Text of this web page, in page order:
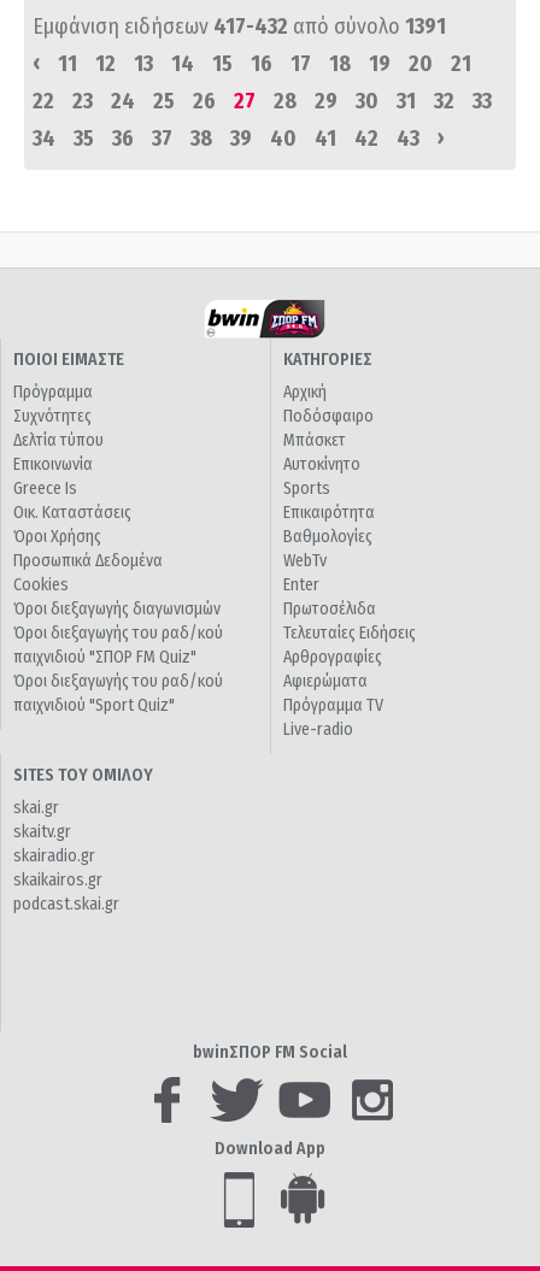
Εμφάνιση ειδήσεων 417-432 από σύνολο 1391
‹
11 12 13 14 15 16 17 18 19 20
21
22
23 24 25 26 27 28 29 30 31 32
33
34
35 36 37 38 39 40 41 42 43 ›
ΠΟΙΟΙ ΕΙΜΑΣΤΕ
Πρόγραμμα
Συχνότητες
Δελτία τύπου
Επικοινωνία
Greece Is
Οικ. Καταστάσεις
Όροι Χρήσης
Προσωπικά Δεδομένα
Cookies
Όροι διεξαγωγής διαγωνισμών
Όροι διεξαγωγής του ραδ/κού
παιχνιδιού "ΣΠΟΡ FM Quiz"
Όροι διεξαγωγής του ραδ/κού
παιχνιδιού "Sport Quiz"
ΚΑΤΗΓΟΡΙΕΣ
Αρχική
Ποδόσφαιρο
Μπάσκετ
Αυτοκίνητο
Sports
Επικαιρότητα
Βαθμολογίες
WebTv
Enter
Πρωτοσέλιδα
Τελευταίες Ειδήσεις
Αρθρογραφίες
Αφιερώματα
Πρόγραμμα TV
Live-radio
SITES ΤΟΥ ΟΜΙΛΟΥ
skai.gr
skaitv.gr
skairadio.gr
skaikairos.gr
podcast.skai.gr
bwinΣΠΟΡ FM Social
Download App